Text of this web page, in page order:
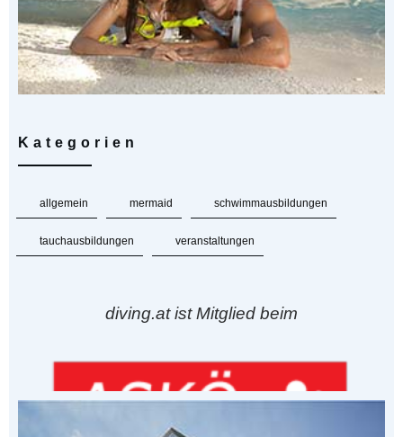
Kategorien
allgemein mermaid schwimmausbildungen
tauchausbildungen veranstaltungen
diving.at ist Mitglied beim